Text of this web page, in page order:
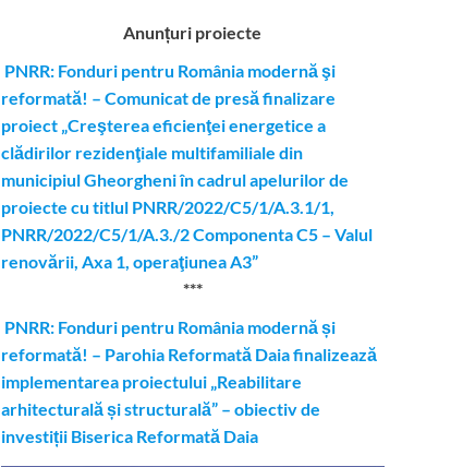
Anunțuri proiecte
PNRR: Fonduri pentru România modernă şi
reformată! – Comunicat de presă finalizare
proiect „Creşterea eficienţei energetice a
clădirilor rezidenţiale multifamiliale din
municipiul Gheorgheni în cadrul apelurilor de
proiecte cu titlul PNRR/2022/C5/1/A.3.1/1,
PNRR/2022/C5/1/A.3./2 Componenta C5 – Valul
renovării, Axa 1, operaţiunea A3”
***
PNRR: Fonduri pentru România modernă și
reformată! – Parohia Reformată Daia finalizează
implementarea proiectului „Reabilitare
arhitecturală și structurală” – obiectiv de
investiții Biserica Reformată Daia